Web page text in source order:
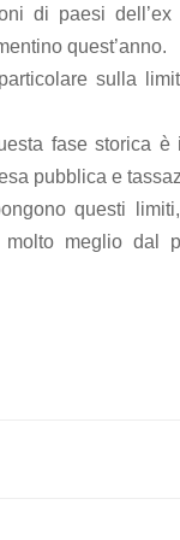
di paesi dell’ex
quest’anno.
sulla
fase storica
pubblica e
questi
molto meglio dal